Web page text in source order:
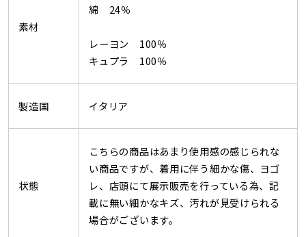
素材
綿 24％
レーヨン 100％
キュプラ 100％
製造国 イタリア
状態
こちらの商品はあまり使用感の感じられな
い商品ですが、着用に伴う細かな傷、ヨゴ
レ、店頭にて展示販売を行っている為、記
載に無い細かなキズ、汚れが見受けられる
場合がございます。